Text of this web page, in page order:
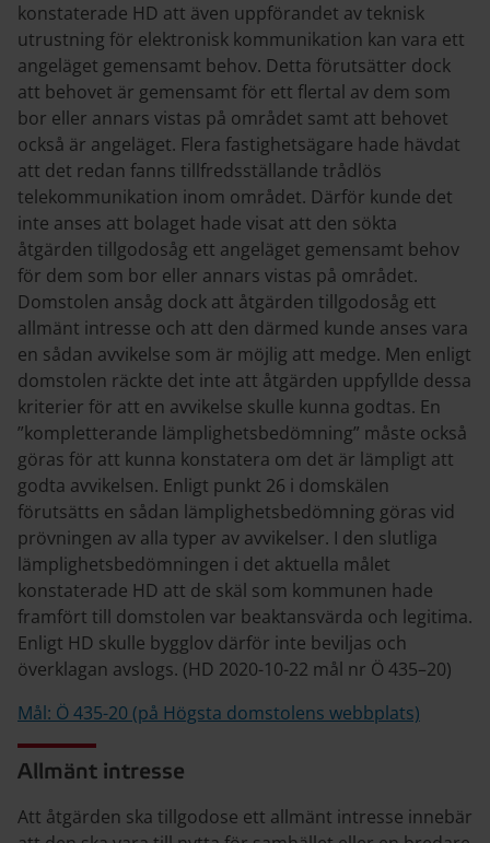
konstaterade HD att även uppförandet av teknisk
utrustning för elektronisk kommunikation kan vara ett
angeläget gemensamt behov. Detta förutsätter dock
att behovet är gemensamt för ett flertal av dem som
bor eller annars vistas på området samt att behovet
också är angeläget. Flera fastighetsägare hade hävdat
att det redan fanns tillfredsställande trådlös
telekommunikation inom området. Därför kunde det
inte anses att bolaget hade visat att den sökta
åtgärden tillgodosåg ett angeläget gemensamt behov
för dem som bor eller annars vistas på området.
Domstolen ansåg dock att åtgärden tillgodosåg ett
allmänt intresse och att den därmed kunde anses vara
en sådan avvikelse som är möjlig att medge. Men enligt
domstolen räckte det inte att åtgärden uppfyllde dessa
kriterier för att en avvikelse skulle kunna godtas. En
”kompletterande lämplighetsbedömning” måste också
göras för att kunna konstatera om det är lämpligt att
godta avvikelsen. Enligt punkt 26 i domskälen
förutsätts en sådan lämplighetsbedömning göras vid
prövningen av alla typer av avvikelser. I den slutliga
lämplighetsbedömningen i det aktuella målet
konstaterade HD att de skäl som kommunen hade
framfört till domstolen var beaktansvärda och legitima.
Enligt HD skulle bygglov därför inte beviljas och
överklagan avslogs. (HD 2020-10-22 mål nr Ö 435–20)
Mål: Ö 435-20 (på Högsta domstolens webbplats)
Allmänt intresse
Att åtgärden ska tillgodose ett allmänt intresse innebär